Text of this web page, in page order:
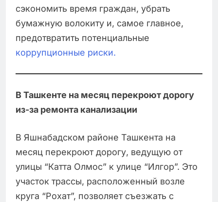
сэкономить время граждан, убрать
бумажную волокиту и, самое главное,
предотвратить потенциальные
коррупционные риски.
В Ташкенте на месяц перекроют дорогу
из-за ремонта канализации
В Яшнабадском районе Ташкента на
месяц перекроют дорогу, ведущую от
улицы “Катта Олмос” к улице “Илгор”. Это
участок трассы, расположенный возле
круга “Рохат”, позволяет съезжать с